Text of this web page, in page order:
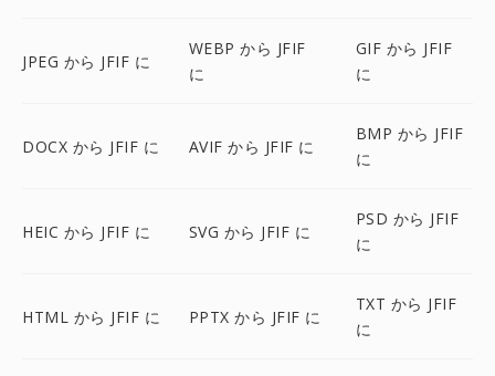
JPEG から JFIF に
WEBP から JFIF
に
GIF から JFIF
に
DOCX から JFIF に AVIF から JFIF に
BMP から JFIF
に
HEIC から JFIF に SVG から JFIF に
PSD から JFIF
に
HTML から JFIF に PPTX から JFIF に
TXT から JFIF
に